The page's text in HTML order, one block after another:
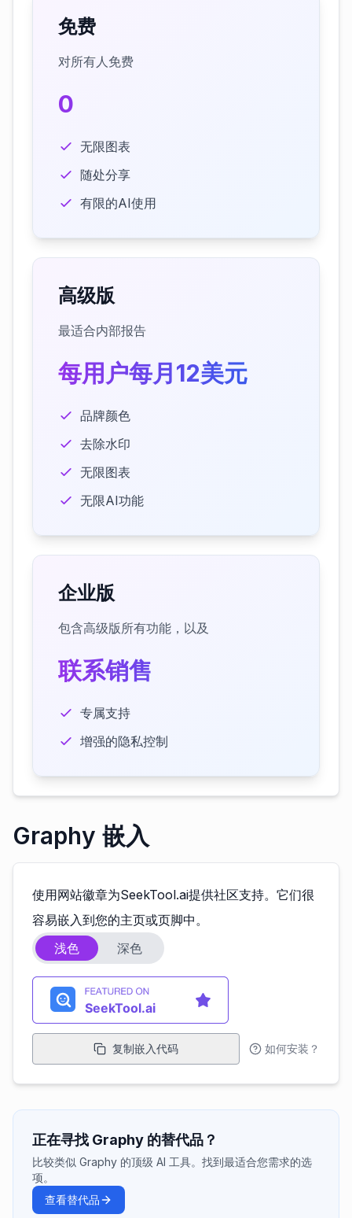
免费
对所有人免费
0
无限图表
随处分享
有限的AI使用
高级版
最适合内部报告
每用户每月12美元
品牌颜色
去除水印
无限图表
无限AI功能
企业版
包含高级版所有功能，以及
联系销售
专属支持
增强的隐私控制
Graphy 嵌入
使用网站徽章为SeekTool.ai提供社区支持。它们很
容易嵌入到您的主页或页脚中。
浅色
深色
复制嵌入代码 如何安装？
正在寻找 Graphy 的替代品？
比较类似 Graphy 的顶级 AI 工具。找到最适合您需求的选
项。
查看替代品